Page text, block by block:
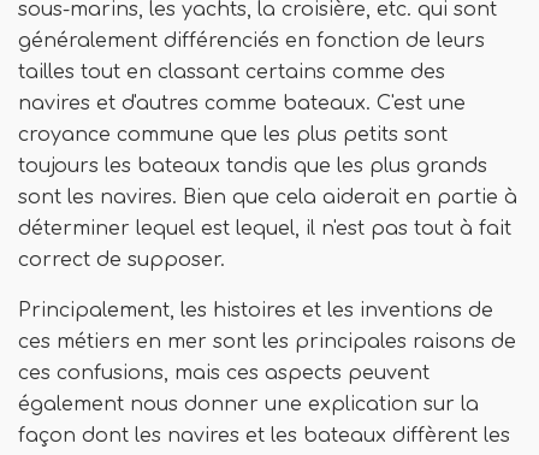
sous-marins, les yachts, la croisière, etc. qui sont
généralement différenciés en fonction de leurs
tailles tout en classant certains comme des
navires et d'autres comme bateaux. C'est une
croyance commune que les plus petits sont
toujours les bateaux tandis que les plus grands
sont les navires. Bien que cela aiderait en partie à
déterminer lequel est lequel, il n'est pas tout à fait
correct de supposer.
Principalement, les histoires et les inventions de
ces métiers en mer sont les principales raisons de
ces confusions, mais ces aspects peuvent
également nous donner une explication sur la
façon dont les navires et les bateaux diffèrent les